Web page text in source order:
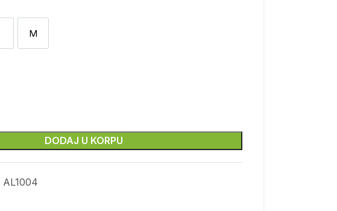
M
M
DODAJ U KORPU
AL1004